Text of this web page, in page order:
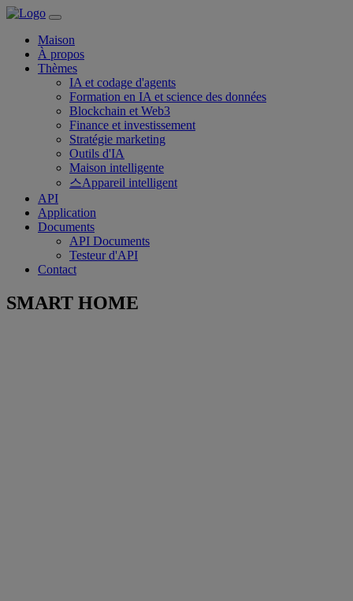
Maison
À propos
Thèmes
IA et codage d'agents
Formation en IA et science des données
Blockchain et Web3
Finance et investissement
Stratégie marketing
Outils d'IA
Maison intelligente
스Appareil intelligent
API
Application
Documents
API Documents
Testeur d'API
Contact
SMART HOME